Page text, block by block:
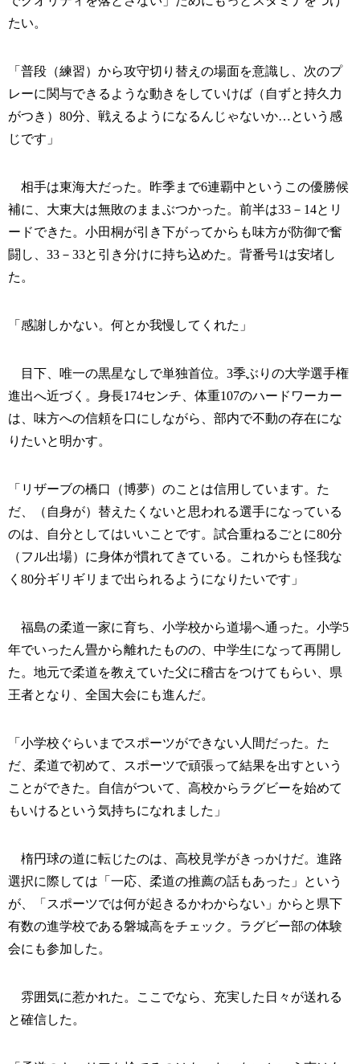
たい。
「普段（練習）から攻守切り替えの場面を意識し、次のプ
レーに関与できるような動きをしていけば（自ずと持久力
がつき）80分、戦えるようになるんじゃないか…という感
じです」
相手は東海大だった。昨季まで6連覇中というこの優勝候
補に、大東大は無敗のままぶつかった。前半は33－14とリ
ードできた。小田桐が引き下がってからも味方が防御で奮
闘し、33－33と引き分けに持ち込めた。背番号1は安堵し
た。
「感謝しかない。何とか我慢してくれた」
目下、唯一の黒星なしで単独首位。3季ぶりの大学選手権
進出へ近づく。身長174センチ、体重107のハードワーカー
は、味方への信頼を口にしながら、部内で不動の存在にな
りたいと明かす。
「リザーブの橋口（博夢）のことは信用しています。た
だ、（自身が）替えたくないと思われる選手になっている
のは、自分としてはいいことです。試合重ねるごとに80分
（フル出場）に身体が慣れてきている。これからも怪我な
く80分ギリギリまで出られるようになりたいです」
福島の柔道一家に育ち、小学校から道場へ通った。小学5
年でいったん畳から離れたものの、中学生になって再開し
た。地元で柔道を教えていた父に稽古をつけてもらい、県
王者となり、全国大会にも進んだ。
「小学校ぐらいまでスポーツができない人間だった。た
だ、柔道で初めて、スポーツで頑張って結果を出すという
ことができた。自信がついて、高校からラグビーを始めて
もいけるという気持ちになれました」
楕円球の道に転じたのは、高校見学がきっかけだ。進路
選択に際しては「一応、柔道の推薦の話もあった」という
が、「スポーツでは何が起きるかわからない」からと県下
有数の進学校である磐城高をチェック。ラグビー部の体験
会にも参加した。
雰囲気に惹かれた。ここでなら、充実した日々が送れる
と確信した。